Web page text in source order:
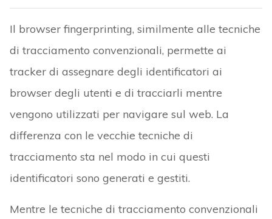
Il browser fingerprinting, similmente alle tecniche
di tracciamento convenzionali, permette ai
tracker di assegnare degli identificatori ai
browser degli utenti e di tracciarli mentre
vengono utilizzati per navigare sul web. La
differenza con le vecchie tecniche di
tracciamento sta nel modo in cui questi
identificatori sono generati e gestiti.
Mentre le tecniche di tracciamento convenzionali